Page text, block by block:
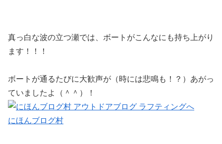
真っ白な波の立つ瀬では、ボートがこんなにも持ち上がり
ます！！！
ボートが通るたびに大歓声が（時には悲鳴も！？）あがっ
ていましたよ（＾＾）！
にほんブログ村